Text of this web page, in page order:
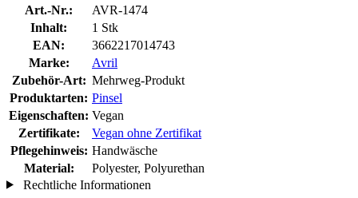
Art.-Nr.:
AVR-1474
Inhalt:
1 Stk
EAN:
3662217014743
Marke:
Avril
Zubehör-Art: Mehrweg-Produkt
Produktarten: Pinsel
Eigenschaften: Vegan
Zertifikate:
Vegan ohne Zertifikat
Pflegehinweis: Handwäsche
Material:
Polyester, Polyurethan
Rechtliche Informationen